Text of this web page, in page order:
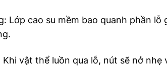
Lớp cao su mềm bao quanh phần
vật thể luồn qua lỗ, nút sẽ nở